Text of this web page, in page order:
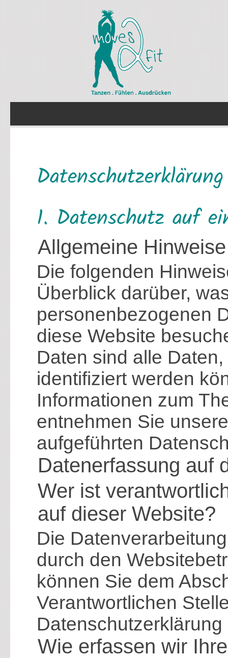
Datenschutz­erklärung
1. Datenschutz auf
Allgemeine Hinweise
Die folgenden
Überblick darüber,
personenbezogenen
diese Website
Daten sind alle
identifiziert werden
Informationen zum
entnehmen Sie
aufgeführten
Datenerfassung auf
Wer ist
auf dieser Website?
Die
durch den
können Sie dem
Verantwortlichen
Wie erfassen wir